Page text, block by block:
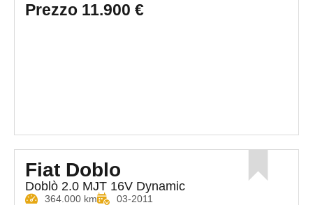
Prezzo 11.900 €
Fiat Doblo
Doblò 2.0 MJT 16V Dynamic
364.000 km
03-2011